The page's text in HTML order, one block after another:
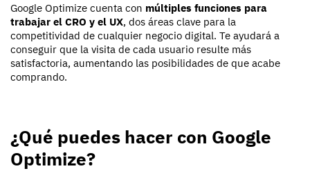
Google Optimize cuenta con múltiples funciones para
trabajar el CRO y el UX, dos áreas clave para la
competitividad de cualquier negocio digital. Te ayudará a
conseguir que la visita de cada usuario resulte más
satisfactoria, aumentando las posibilidades de que acabe
comprando.
¿Qué puedes hacer con Google
Optimize?